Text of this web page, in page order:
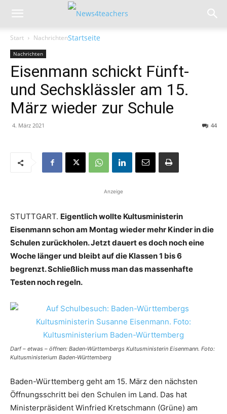
Start Nachrichten
Nachrichten
Eisenmann schickt Fünft-
und Sechsklässler am 15.
März wieder zur Schule
4. März 2021 44
Anzeige
STUTTGART. Eigentlich wollte Kultusministerin
Eisenmann schon am Montag wieder mehr Kinder in die
Schulen zurückholen. Jetzt dauert es doch noch eine
Woche länger und bleibt auf die Klassen 1 bis 6
begrenzt. Schließlich muss man das massenhafte
Testen noch regeln.
Darf – etwas – öffnen: Baden-Württembergs Kultusministerin Eisenmann. Foto:
Kultusministerium Baden-Württemberg
Baden-Württemberg geht am 15. März den nächsten
Öffnungsschritt bei den Schulen im Land. Das hat
Ministerpräsident Winfried Kretschmann (Grüne) am